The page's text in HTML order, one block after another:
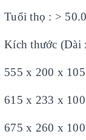
Tuổi thọ : >
Kích thước (Dài
555 x 200 x
615 x 233 x
675 x 260 x